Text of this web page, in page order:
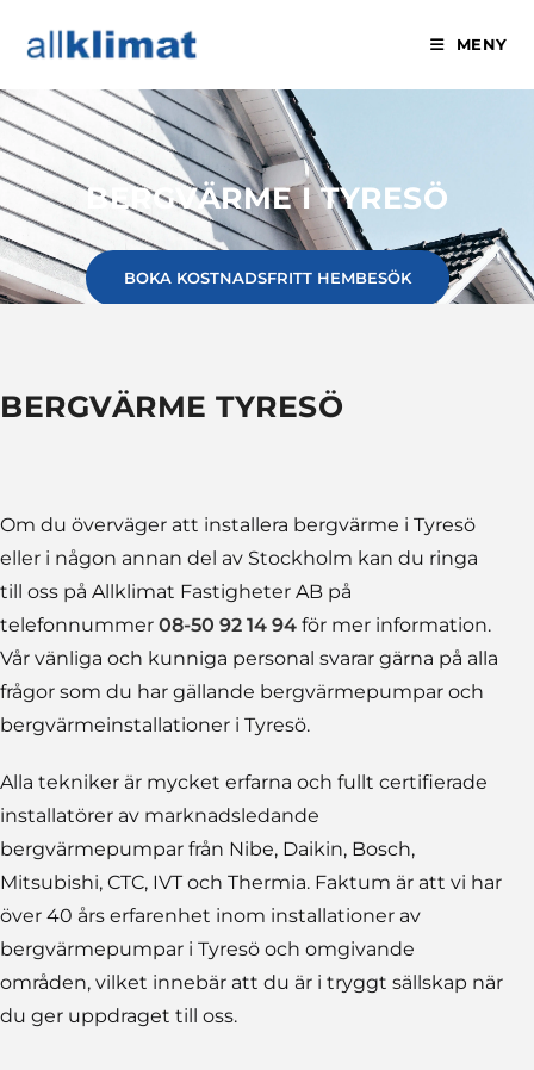
MENY
BERGVÄRME I TYRESÖ
BOKA KOSTNADSFRITT HEMBESÖK
BERGVÄRME TYRESÖ
Om du överväger att installera bergvärme i Tyresö
eller i någon annan del av Stockholm kan du ringa
till oss på Allklimat Fastigheter AB på
telefonnummer 08-50 92 14 94 för mer information.
Vår vänliga och kunniga personal svarar gärna på alla
frågor som du har gällande bergvärmepumpar och
bergvärmeinstallationer i Tyresö.
Alla tekniker är mycket erfarna och fullt certifierade
installatörer av marknadsledande
bergvärmepumpar från Nibe, Daikin, Bosch,
Mitsubishi, CTC, IVT och Thermia. Faktum är att vi har
över 40 års erfarenhet inom installationer av
bergvärmepumpar i Tyresö och omgivande
områden, vilket innebär att du är i tryggt sällskap när
du ger uppdraget till oss.